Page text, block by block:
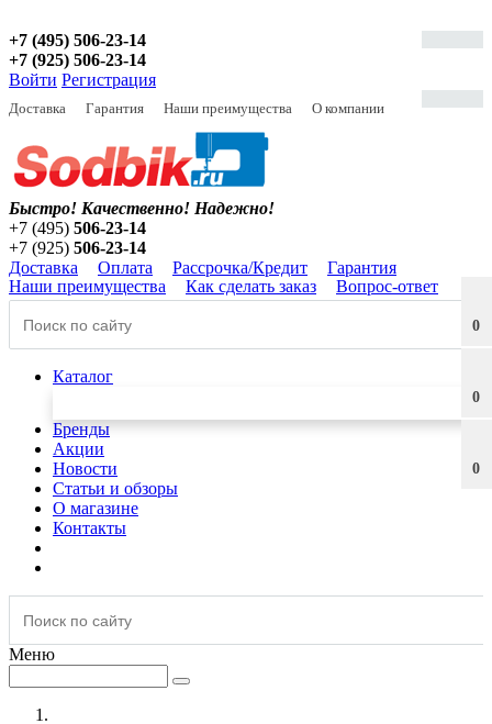
+7 (495) 506-23-14
+7 (925) 506-23-14
Войти Регистрация
Доставка Гарантия Наши преимущества О компании
0
0
0
Быстро! Качественно! Надежно!
+7 (495) 506-23-14
+7 (925) 506-23-14
Доставка
Оплата Рассрочка/Кредит
Гарантия
Наши преимущества
Как сделать заказ Вопрос-ответ
Каталог
Бренды
Акции
Новости
Статьи и обзоры
О магазине
Контакты
Меню